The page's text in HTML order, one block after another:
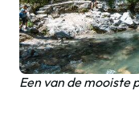
Een van de mooiste